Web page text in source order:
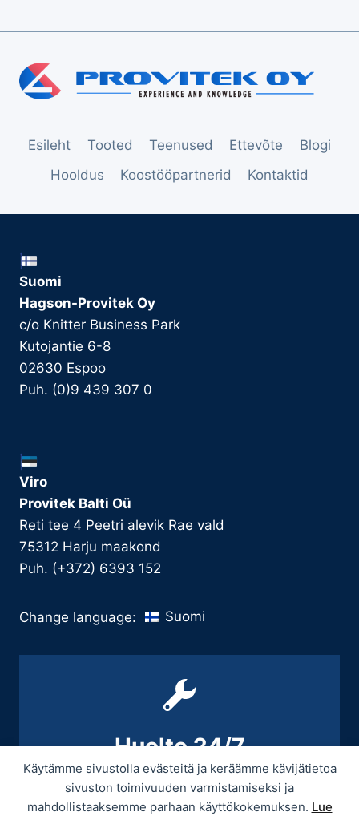
Käytämme sivustolla evästeitä ja keräämme kävijätietoa
sivuston toimivuuden varmistamiseksi ja
mahdollistaaksemme parhaan käyttökokemuksen. Lue
Esileht Tooted Teenused Ettevõte
Blogi
Hooldus
Koostööpartnerid Kontaktid
Suomi
Hagson-Provitek Oy
c/o Knitter Business Park
Kutojantie 6-8
02630 Espoo
Puh. (0)9 439 307 0
Viro
Provitek Balti Oü
Reti tee 4 Peetri alevik Rae vald
75312 Harju maakond
Puh. (+372) 6393 152
Change language: Suomi
Huolto 24/7
+358 9 439 3070 / +358 50 545 5664